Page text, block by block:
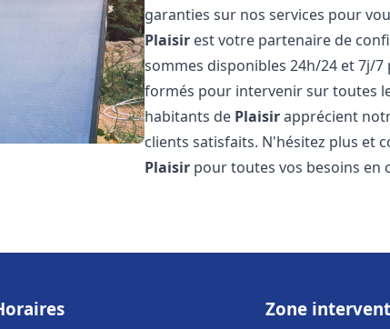
garanties sur nos services pour
Plaisir est votre partenaire de
sommes disponibles 24h/24 et 7j/
formés pour intervenir sur toutes
habitants de Plaisirapprécient
clients satisfaits. N'hésitez plus et
Plaisir pour toutes vos besoins en
Zone